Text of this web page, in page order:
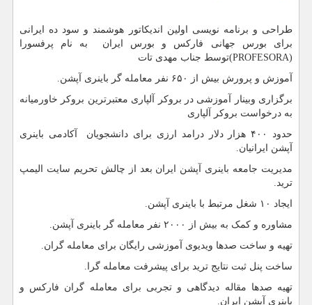
طراحی و برنامه نویسی اولین اندیکاتور هوشمند و سود ده ایرانی
برای بورس جهانی فارکس و بورس ایران به نام پرفسورا
(PROFESORA)توسط جناب مهدی تات
آموزش و پرورش بیش از ۶۵۰ نفر معامله گر باینری آپشن.
برگزاری وبینار آموزشی در بروکر آلپاری معتبرترین بروکر خاورمیانه
به درخواست بروکر آلپاری
حدود ۴۰۰ هزار دلار درامد ارزی برای دانشجویان آکادمی باینری
آپشن ایرانیان.
مدیریت جامعه باینری آپشن ایران بعد از چالش تحریم سایت الیمپ
ترید.
ایجاد ۱۰ شغل مرتبط با باینری آپشن.
مشاوره و کمک به بیش از ۲۰۰۰ نفر معامله گر باینری آپشن.
تهیه و ساخت صدها ویدیوی آموزشی رایگان برای معامله گران.
ساخت پنل ثبت نتایج ترید برای پیشرفت معامله گرا.
تهیه صدها مقاله دیدگاهی و تجربی برای معامله گران فارکس و
باینری آپشن ایران.